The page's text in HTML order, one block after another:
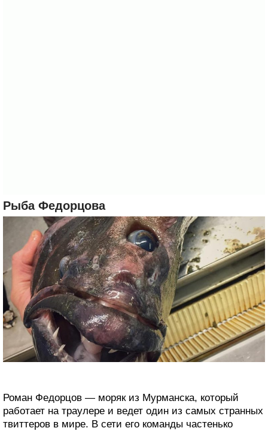
Рыба Федорцова
Роман Федорцов — моряк из Мурманска, который
работает на траулере и ведет один из самых странных
твиттеров в мире. В сети его команды частенько